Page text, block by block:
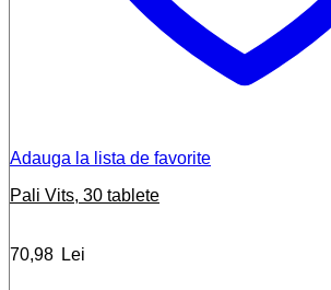
Adauga la lista de favorite
Pali Vits, 30 tablete
70,98 Lei